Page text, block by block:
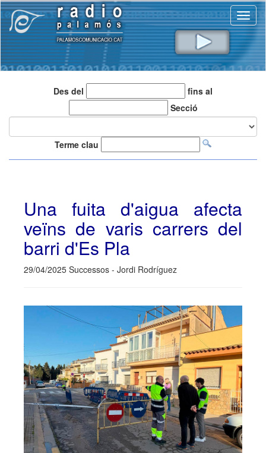
Des del
fins al
Secció
Terme clau
Una fuita d'aigua afecta
veïns de varis carrers del
barri d'Es Pla
29/04/2025 Successos - Jordi Rodríguez